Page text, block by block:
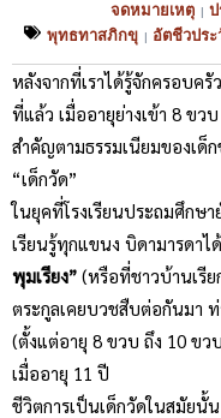
จดหมายเหตุ | ป
พุทธทาสภิกขุ | อัตชีวประ
หลังจากที่เราได้รู้จักครอบค
ที่แล้ว เมื่ออายุย่างเข้า 8 ขว
สำคัญตามธรรมเนียมของเด็
“เด็กวัด”
ในยุคที่โรงเรียนประถมศึกษ
เรียนรู้ทุกแขนง บิดามารดา
พุมเรียง” (หรือที่ชาวบ้านเรี
ตระกูลเคยบวชสืบต่อกันมา
(ตั้งแต่อายุ 8 ขวบ ถึง 10 ข
เมื่ออายุ 11 ปี
ชีวิตการเป็นเด็กวัดในสมัยนั้